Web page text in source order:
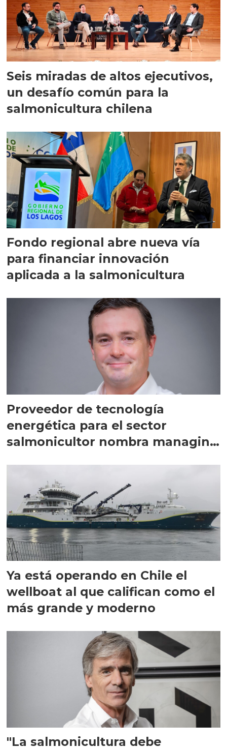
Seis miradas de altos ejecutivos,
un desafío común para la
salmonicultura chilena
Fondo regional abre nueva vía
para financiar innovación
aplicada a la salmonicultura
Proveedor de tecnología
energética para el sector
salmonicultor nombra managing
Ya está operando en Chile el
wellboat al que califican como el
más grande y moderno
"La salmonicultura debe